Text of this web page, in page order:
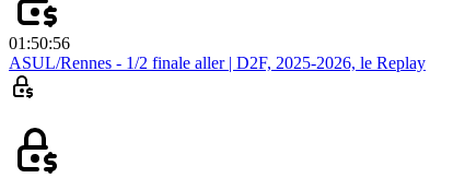
01:50:56
ASUL/Rennes - 1/2 finale aller | D2F, 2025-2026, le Replay